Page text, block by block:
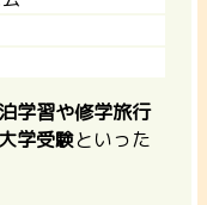
学習や修学旅行
学受験といった